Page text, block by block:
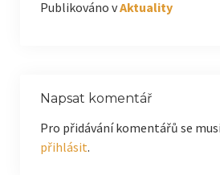
Publikováno vAktuality
Napsat komentář
Pro přidávání komentářů se
přihlásit.